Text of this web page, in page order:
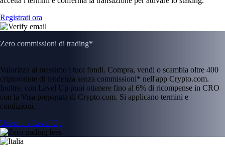
Registrati ora
Zero commissioni di trading*
Valorizza al massimo i tuoi fondi. Compra, vendi o scambia oltre 400
criptovalute di tendenza senza commissioni* nell'app Crypto.com.
Inoltre, con Level Up puoi ottenere fino al 6% di ricompense in CRO
con la Visa prepagata di Crypto.com. Si applicano termini e
condizioni.
Unisciti a Level Up